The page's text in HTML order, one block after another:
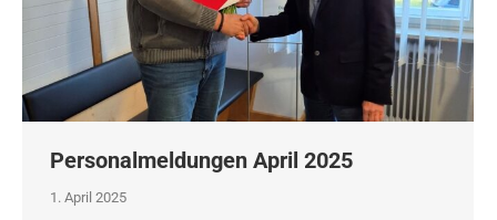
Personalmeldungen April 2025
1. April 2025